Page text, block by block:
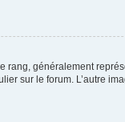
rang, généralement
sur le forum. L’autre